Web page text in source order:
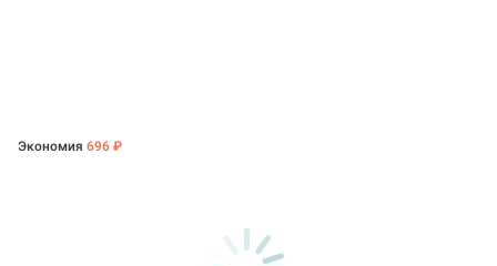
Экономия 696 ₽